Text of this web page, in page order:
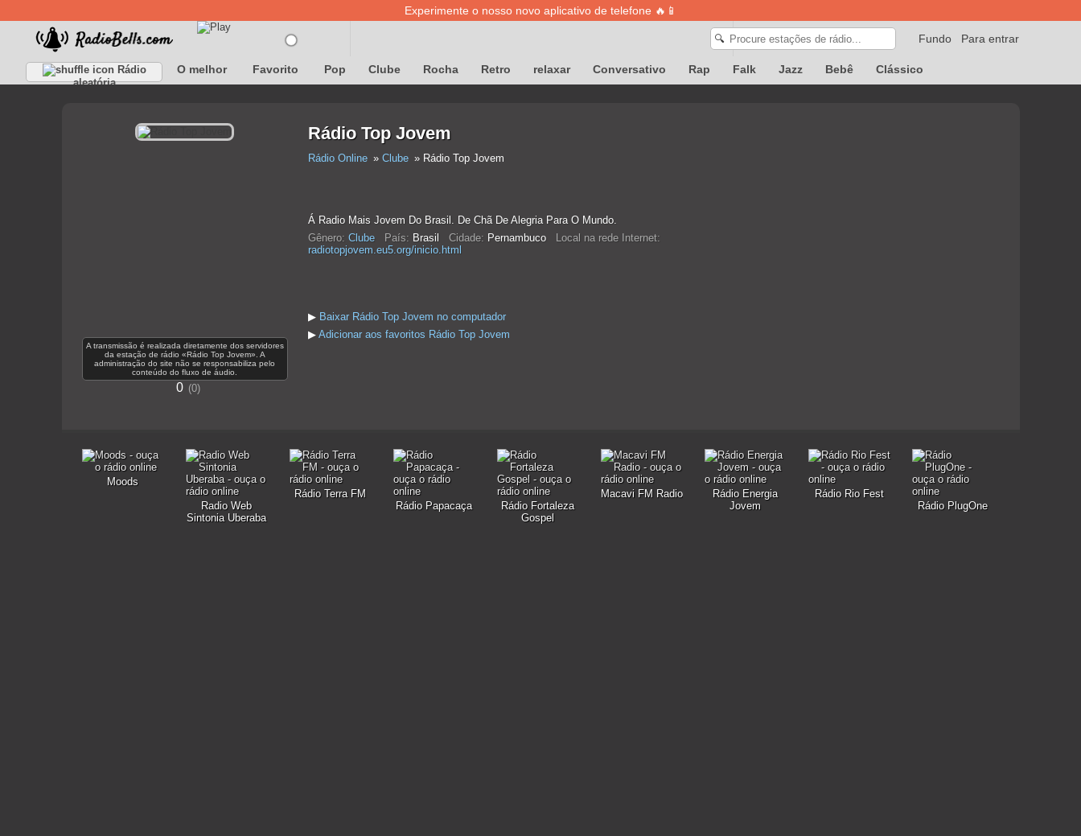
Experimente o nosso novo aplicativo de telefone 🔥📱
Para entrar
Fundo
🔍
Rádio
aleatória
O melhor Favorito Pop Clube Rocha Retro relaxar Conversativo Rap Falk Jazz Bebê Clássico
A transmissão é realizada diretamente dos servidores
da estação de rádio «Rádio Top Jovem». A
administração do site não se responsabiliza pelo
conteúdo do fluxo de áudio.
0 0
Rádio Top Jovem
Rádio Online Clube Rádio Top Jovem
Á Radio Mais Jovem Do Brasil. De Chã De Alegria Para O Mundo.
Gênero: Clube País: Brasil Cidade: Pernambuco
Local na rede Internet:
radiotopjovem.eu5.org/inicio.html
▶ Baixar Rádio Top Jovem no computador
▶ Adicionar aos favoritos Rádio Top Jovem
Moods
Radio Web
Sintonia Uberaba
Rádio Terra FM
Rádio Papacaça
Rádio Fortaleza
Gospel
Macavi FM Radio
Rádio Energia
Jovem
Rádio Rio Fest
Rádio PlugOne